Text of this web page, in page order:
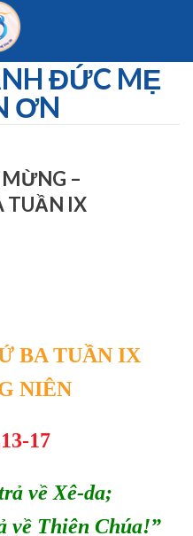
ĐỨC MẸ
ƠN
–
TUẦN IX
BA TUẦN IX
NIÊN
17
về Xê-da;
về Thiên Chúa!”